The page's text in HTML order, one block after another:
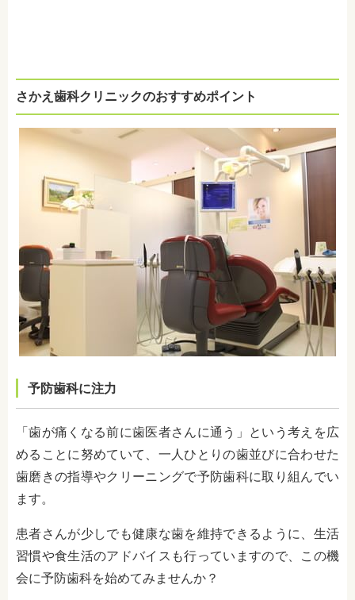
さかえ歯科クリニックのおすすめポイント
予防歯科に注力
「歯が痛くなる前に歯医者さんに通う」という考えを広
めることに努めていて、一人ひとりの歯並びに合わせた
歯磨きの指導やクリーニングで予防歯科に取り組んでい
ます。
患者さんが少しでも健康な歯を維持できるように、生活
習慣や食生活のアドバイスも行っていますので、この機
会に予防歯科を始めてみませんか？